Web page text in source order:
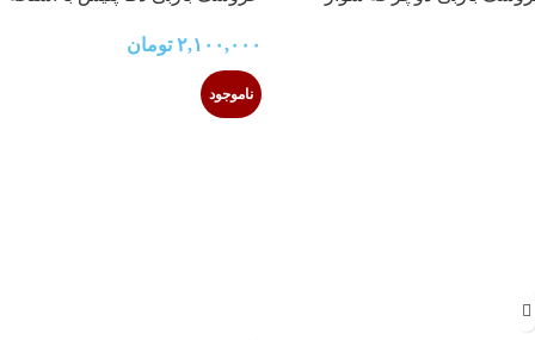
۲,۱۰۰,۰۰۰ تومان
ناموجود